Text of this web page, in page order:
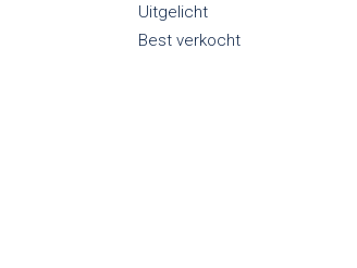
Uitgelicht
Best verkocht